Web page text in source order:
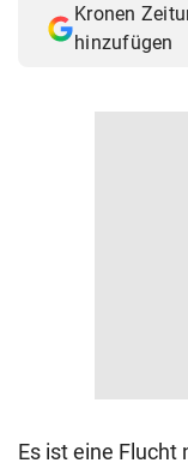
Kronen
hinzufügen
Es ist eine Flucht